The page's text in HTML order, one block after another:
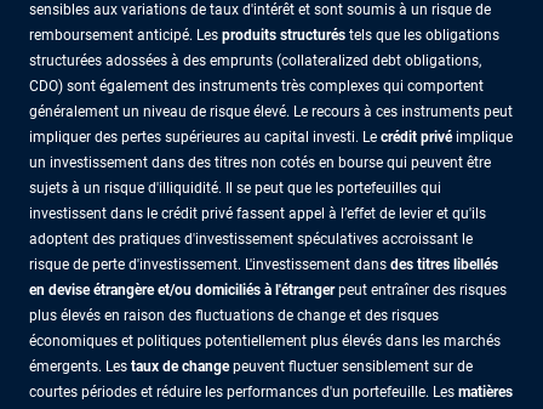
sensibles aux variations de taux d'intérêt et sont soumis à un risque de
remboursement anticipé. Les produits structurés tels que les obligations
structurées adossées à des emprunts (collateralized debt obligations,
CDO) sont également des instruments très complexes qui comportent
généralement un niveau de risque élevé. Le recours à ces instruments peut
impliquer des pertes supérieures au capital investi. Le crédit privéimplique
un investissement dans des titres non cotés en bourse qui peuvent être
sujets à un risque d'illiquidité. Il se peut que les portefeuilles qui
investissent dans le crédit privé fassent appel à l’effet de levier et qu'ils
adoptent des pratiques d'investissement spéculatives accroissant le
risque de perte d'investissement. L'investissement dans des titres libellés
en devise étrangère et/ou domiciliés à l'étrangerpeut entraîner des risques
plus élevés en raison des fluctuations de change et des risques
économiques et politiques potentiellement plus élevés dans les marchés
émergents. Les taux de changepeuvent fluctuer sensiblement sur de
courtes périodes et réduire les performances d'un portefeuille. Les matières